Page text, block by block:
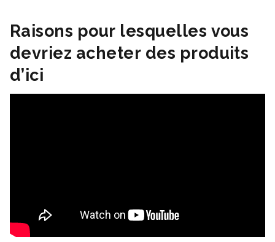
Raisons pour lesquelles vous
devriez acheter des produits
d’ici